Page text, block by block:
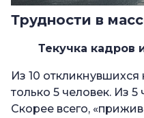
Трудности в
Текучка кадров
Из 10
только 5 человек. Из 5
Скорее всего,